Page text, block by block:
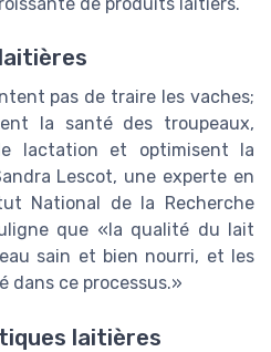
pas de traire les vaches;
la santé des troupeaux,
lactation et optimisent la
Lescot, une experte en
National de la Recherche
que «la qualité du lait
sain et bien nourri, et les
dans ce processus.»
laitières